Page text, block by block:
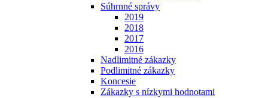
Súhrnné správy
2019
2018
2017
2016
Nadlimitné zákazky
Podlimitné zákazky
Koncesie
Zákazky s nízkymi hodnotami